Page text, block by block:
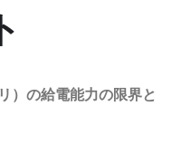
）の給電能力の限界と